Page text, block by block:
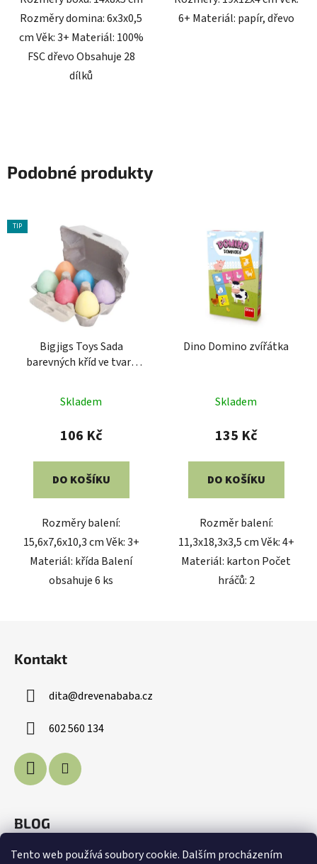
Tento web používá soubory cookie. Dalším procházením
Rozměry domina: 6x3x0,5
cm Věk: 3+ Materiál: 100%
FSC dřevo Obsahuje 28
dílků
6+ Materiál: papír, dřevo
Podobné produkty
TIP
Bigjigs Toys Sada
barevných kříd ve tvaru
Skladem
106 Kč
DO KOŠÍKU
Rozměry balení:
15,6x7,6x10,3 cm Věk: 3+
Materiál: křída Balení
obsahuje 6 ks
Dino Domino zvířátka
Skladem
135 Kč
DO KOŠÍKU
Rozměr balení:
11,3x18,3x3,5 cm Věk: 4+
Materiál: karton Počet
hráčů: 2
Kontakt
dita@drevenababa.cz
602 560 134
BLOG
Voda je život